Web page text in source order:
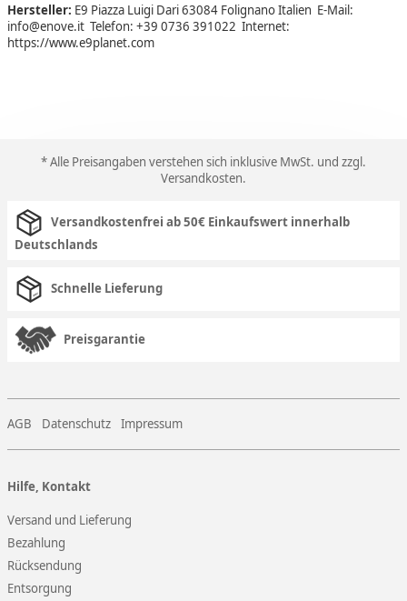
Hersteller: E9 Piazza Luigi Dari 63084 Folignano Italien E-Mail:
info@enove.it Telefon: +39 0736 391022 Internet:
https://www.e9planet.com
* Alle Preisangaben verstehen sich inklusive MwSt. und zzgl.
Versandkosten.
Versandkostenfrei ab 50€ Einkaufswert innerhalb
Deutschlands
Schnelle Lieferung
Preisgarantie
AGB Datenschutz Impressum
Hilfe, Kontakt
Versand und Lieferung
Bezahlung
Rücksendung
Entsorgung